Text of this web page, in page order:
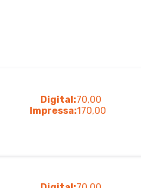
Digital:70,00
Impressa:170,00